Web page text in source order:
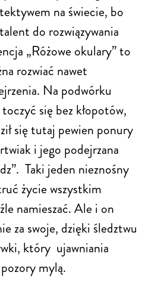
na świecie, bo
do rozwiązywania
„Różowe okulary” to
rozwiać nawet
Na podwórku
się bez kłopotów,
się tutaj pewien ponury
i jego podejrzana
Taki jeden nieznośny
życie wszystkim
namieszać. Ale i on
za swoje, dzięki śledztwu
który ujawniania
mylą.